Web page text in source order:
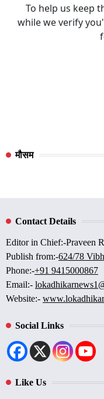
मौसम
Contact Details
Editor in Chief:-Praveen
Publish from:-624/78
Phone:-+91 9415000867
Email:-
Website:-
Social Links
Like Us